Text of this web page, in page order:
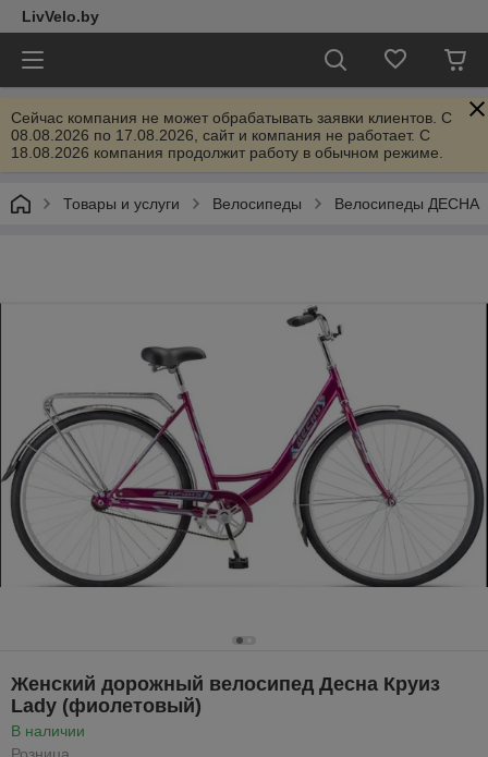
LivVelo.by
Сейчас компания не может обрабатывать заявки клиентов. C
08.08.2026 по 17.08.2026, сайт и компания не работает. С
18.08.2026 компания продолжит работу в обычном режиме.
Товары и услуги Велосипеды Велосипеды ДЕСНА
Женский дорожный велосипед Десна Круиз
Lady (фиолетовый)
В наличии
Розница